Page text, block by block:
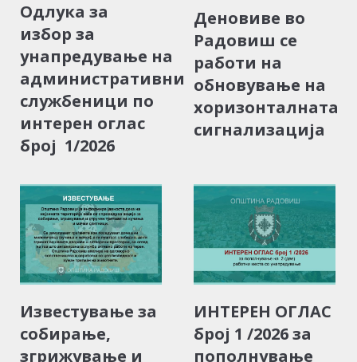
Одлука за
избор за
унапредување на
административни
службеници по
интерен оглас
број 1/2026
Деновиве во
Радовиш се
работи на
обновување на
хоризонталната
сигнализација
Известување за
собирање,
згрижување и
ИНТЕРЕН ОГЛАС
број 1 /2026 за
пополнување